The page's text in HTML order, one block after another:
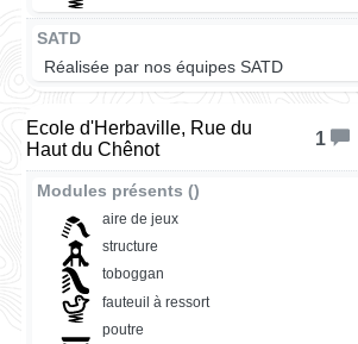
SATD
Réalisée par nos équipes SATD
Ecole d'Herbaville, Rue du
Haut du Chênot
1
Modules présents ()
aire de jeux
structure
toboggan
fauteuil à ressort
poutre